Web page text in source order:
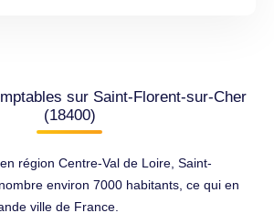
sur Saint-Florent-sur-Cher
(18400)
région Centre-Val de Loire, Saint-
environ 7000 habitants, ce qui en
ville de France.